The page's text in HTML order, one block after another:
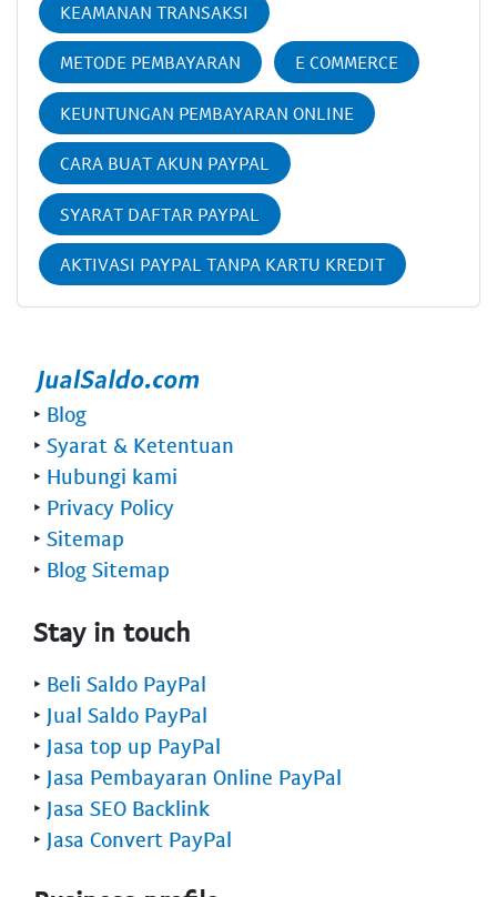
KEAMANAN TRANSAKSI
METODE PEMBAYARAN E COMMERCE
KEUNTUNGAN PEMBAYARAN ONLINE
CARA BUAT AKUN PAYPAL
SYARAT DAFTAR PAYPAL
AKTIVASI PAYPAL TANPA KARTU KREDIT
‣ Blog
‣ Syarat & Ketentuan
‣ Hubungi kami
‣ Privacy Policy
‣ Sitemap
‣ Blog Sitemap
Stay in touch
‣ Beli Saldo PayPal
‣ Jual Saldo PayPal
‣ Jasa top up PayPal
‣ Jasa Pembayaran Online PayPal
‣ Jasa SEO Backlink
‣ Jasa Convert PayPal